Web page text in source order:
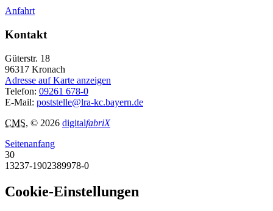
Anfahrt
Kontakt
Güterstr. 18
96317 Kronach
Adresse auf Karte anzeigen
Telefon: 09261 678-0
E-Mail: poststelle@lra-kc.bayern.de
CMS, © 2026 digitalfabriX
Seitenanfang
30
13237-1902389978-0
Cookie-Einstellungen